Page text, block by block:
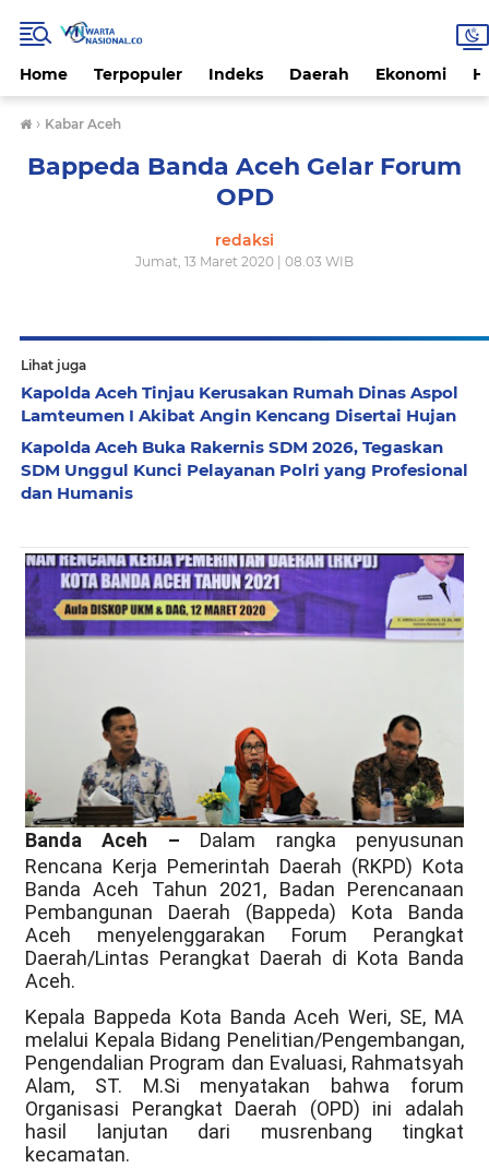
Home Terpopuler Indeks Daerah Ekonomi
› Kabar Aceh
Bappeda Banda Aceh Gelar Forum
OPD
redaksi
Jumat, 13 Maret 2020 | 08.03 WIB
Lihat juga
Kapolda Aceh Tinjau Kerusakan Rumah Dinas Aspol
Lamteumen I Akibat Angin Kencang Disertai Hujan
Kapolda Aceh Buka Rakernis SDM 2026, Tegaskan
SDM Unggul Kunci Pelayanan Polri yang Profesional
dan Humanis
Banda Aceh –
Dalam rangka penyusunan
Rencana Kerja Pemerintah Daerah (RKPD) Kota
Banda Aceh Tahun 2021, Badan Perencanaan
Pembangunan Daerah (Bappeda) Kota Banda
Aceh menyelenggarakan Forum Perangkat
Daerah/Lintas Perangkat Daerah di Kota Banda
Aceh.
Kepala Bappeda Kota Banda Aceh Weri, SE, MA
melalui Kepala Bidang Penelitian/Pengembangan,
Pengendalian Program dan Evaluasi, Rahmatsyah
Alam, ST. M.Si menyatakan bahwa forum
Organisasi Perangkat Daerah (OPD) ini adalah
hasil lanjutan dari musrenbang tingkat
kecamatan.